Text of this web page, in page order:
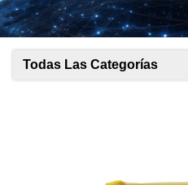
Todas Las Categorías